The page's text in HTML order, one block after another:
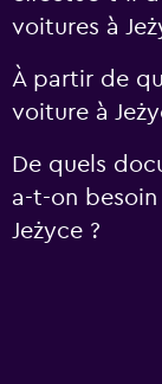
voitures à
À partir de
voiture à
De quels
a-t-on
Jeżyce ?